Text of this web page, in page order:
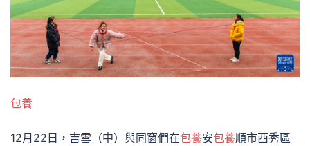
包養
12月22日，吉雪（中）與同窗們在包養安包養順市西秀區